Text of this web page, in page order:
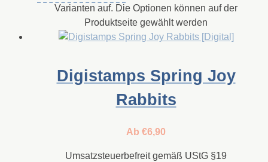
Varianten auf. Die Optionen können auf der
Produktseite gewählt werden
Digistamps Spring Joy
Rabbits
Ab €6,90
Umsatzsteuerbefreit gemäß UStG §19